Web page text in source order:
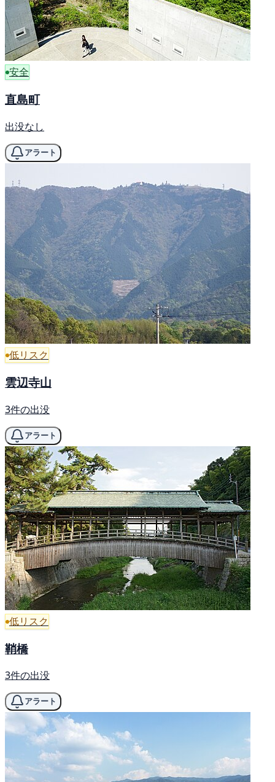
安全
直島町
出没なし
アラート
低リスク
雲辺寺山
3件の出没
アラート
低リスク
鞘橋
3件の出没
アラート